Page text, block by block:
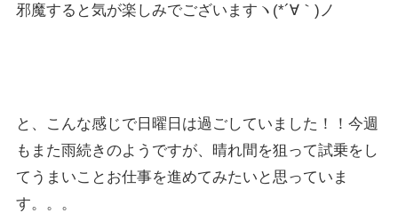
邪魔すると気が楽しみでございますヽ(*´∀｀)ノ
と、こんな感じで日曜日は過ごしていました！！今週
もまた雨続きのようですが、晴れ間を狙って試乗をし
てうまいことお仕事を進めてみたいと思っていま
す。。。